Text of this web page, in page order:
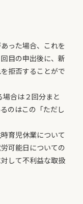
った場合、これを
目の申出後に、新
拒否することがで
合は２回分まと
のはこの「ただし
育児休業について
可能日についての
して不利益な取扱